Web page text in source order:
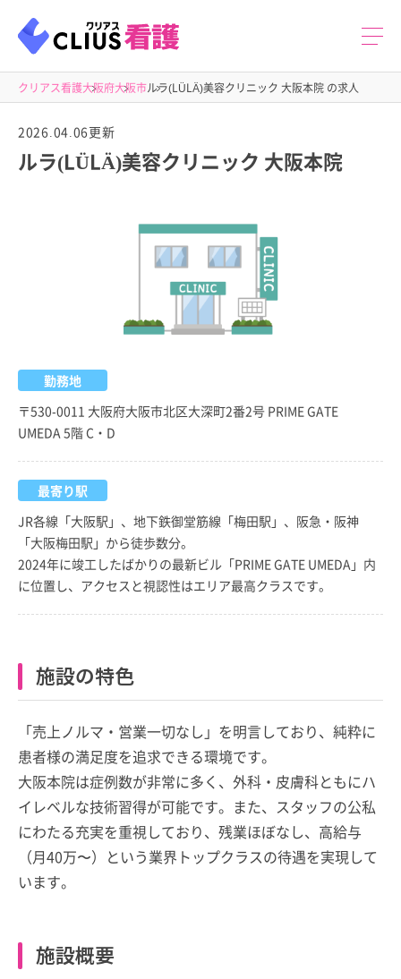
クリアス看護大阪府大阪市ルラ(LÜLÄ)美容クリニック 大阪本院 の求人
2026.04.06更新
ルラ(LÜLÄ)美容クリニック 大阪本院
勤務地
〒530-0011 大阪府大阪市北区大深町2番2号 PRIME GATE
UMEDA 5階 C・D
最寄り駅
JR各線「大阪駅」、地下鉄御堂筋線「梅田駅」、阪急・阪神
「大阪梅田駅」から徒歩数分。
2024年に竣工したばかりの最新ビル「PRIME GATE UMEDA」内
に位置し、アクセスと視認性はエリア最高クラスです。
施設の特色
「売上ノルマ・営業一切なし」を明言しており、純粋に
患者様の満足度を追求できる環境です。
大阪本院は症例数が非常に多く、外科・皮膚科ともにハ
イレベルな技術習得が可能です。また、スタッフの公私
にわたる充実を重視しており、残業ほぼなし、高給与
（月40万〜）という業界トップクラスの待遇を実現して
います。
施設概要